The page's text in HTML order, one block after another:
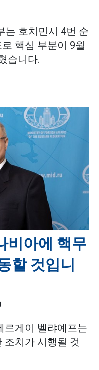
는 호치민시 4번 순
핵심 부분이 9월
습니다.
비아에 핵무
할 것입니
르게이 벨랴예프는
조치가 시행될 것